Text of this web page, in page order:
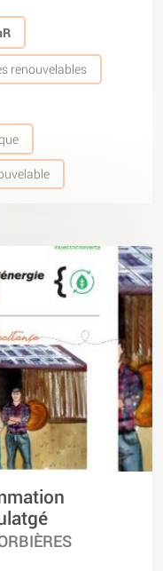
renouvelables